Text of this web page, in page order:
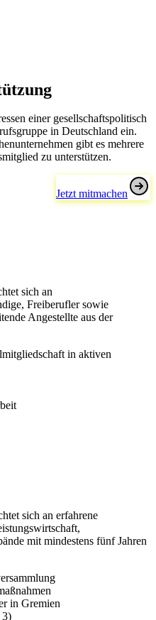
einer gesellschaftspolitisch
in Deutschland ein.
gibt es mehrere
zu unterstützen.
Jetzt mitmachen
sich an
Freiberufler sowie
Angestellte aus der
in aktiven
sich an erfahrene
mit mindestens fünf Jahren
in Gremien
3)